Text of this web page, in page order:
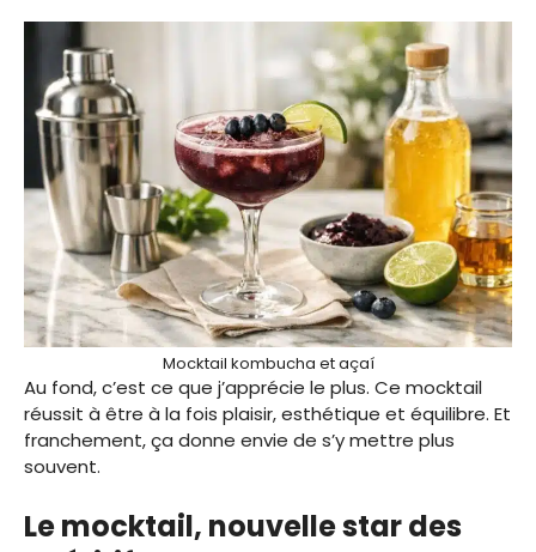
Mocktail kombucha et açaí
Au fond, c’est ce que j’apprécie le plus. Ce mocktail
réussit à être à la fois plaisir, esthétique et équilibre. Et
franchement, ça donne envie de s’y mettre plus
souvent.
Le mocktail, nouvelle star des